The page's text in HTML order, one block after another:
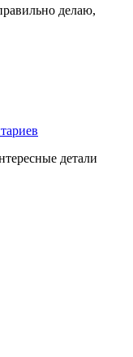
делаю,
детали